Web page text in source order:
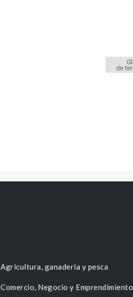
Agricultura, ganadería y pesca
Comercio, Negocio y Emprendimiento